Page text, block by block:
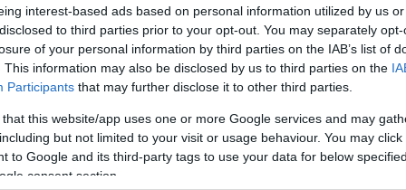
interest-based ads based on personal information utilized by us
to third parties prior to your opt-out. You may separately
of your personal information by third parties on the IAB’s list of
This information may also be disclosed by us to third parties on the
Participants that may further disclose it to other third parties.
that this website/app uses one or more Google services and may
but not limited to your visit or usage behaviour. You may
to Google and its third-party tags to use your data for below
consent section.
II
ADATCSERE
GPRS Van
WAP 5HTML